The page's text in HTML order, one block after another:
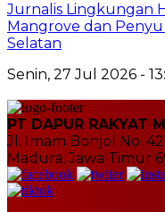
Jurnalis Lingkungan
Mangrove dan
Selatan
Senin, 27 Jul 2026 -
PT DAPUR RAKYAT
Jl. Imam Bonjol No.
Madura, Jawa Timur